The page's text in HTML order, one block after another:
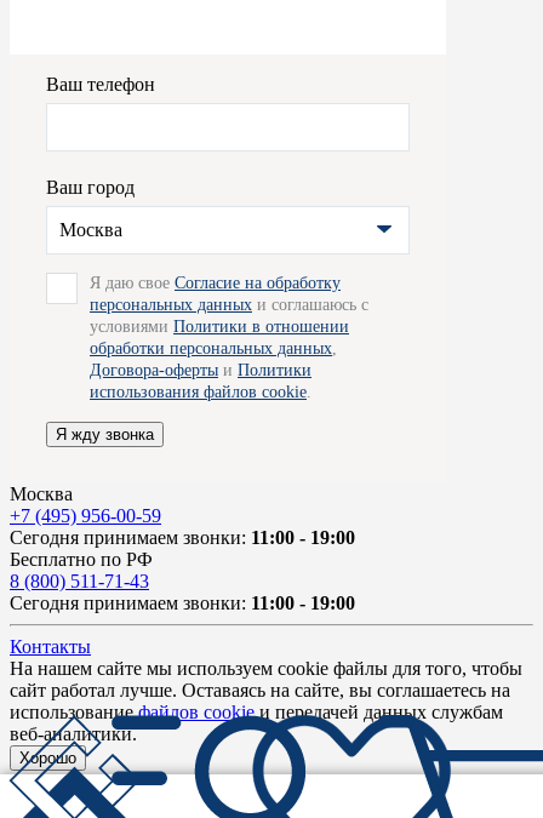
Ваш телефон
Ваш город
Москва
Я даю свое Согласие на обработку
персональных данных и соглашаюсь с
условиями Политики в отношении
обработки персональных данных
Договора-оферты и Политики
использования файлов cookie
Я жду звонка
Москва
+7 (495) 956-00-59
Сегодня принимаем звонки: 11:00 - 19:00
Бесплатно по РФ
8 (800) 511-71-43
Сегодня принимаем звонки: 11:00 - 19:00
Контакты
На нашем сайте мы используем cookie файлы для того, чтобы
сайт работал лучше. Оставаясь на сайте, вы соглашаетесь на
использованиефайлов cookieи передачей данных службам
веб-аналитики.
Хорошо